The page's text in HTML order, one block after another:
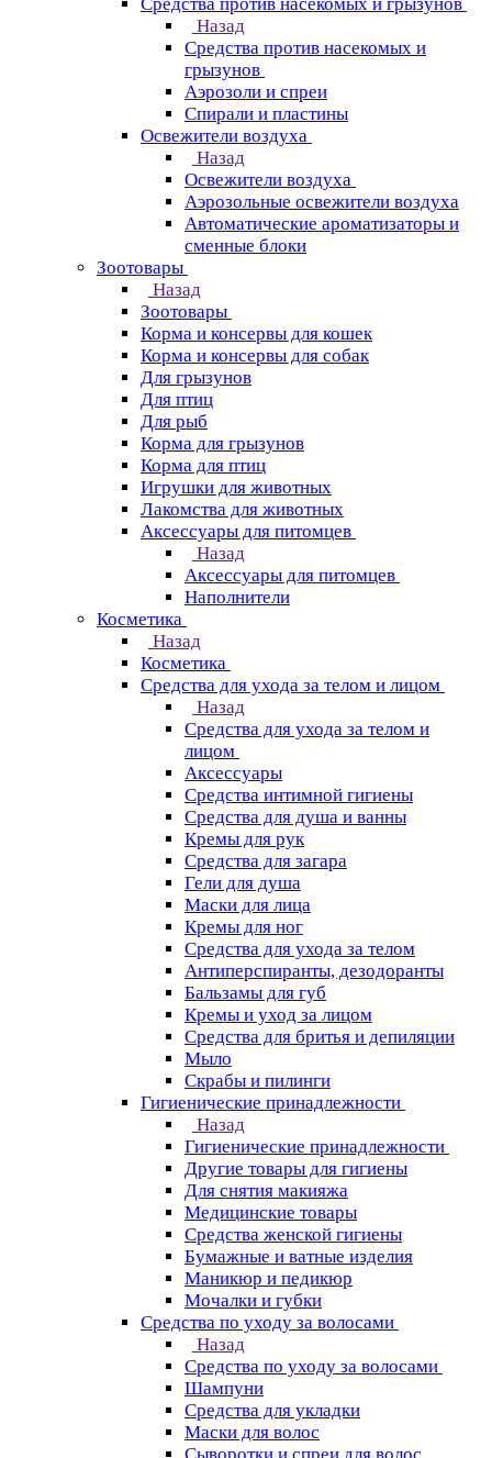
Назад
Средства против насекомых и
грызунов
Аэрозоли и спреи
Спирали и пластины
Освежители воздуха
Назад
Освежители воздуха
Аэрозольные освежители воздуха
Автоматические ароматизаторы и
сменные блоки
Зоотовары
Назад
Зоотовары
Корма и консервы для кошек
Корма и консервы для собак
Для грызунов
Для птиц
Для рыб
Корма для грызунов
Корма для птиц
Игрушки для животных
Лакомства для животных
Аксессуары для питомцев
Назад
Аксессуары для питомцев
Наполнители
Косметика
Назад
Косметика
Средства для ухода за телом и лицом
Назад
Средства для ухода за телом и
лицом
Аксессуары
Средства интимной гигиены
Средства для душа и ванны
Кремы для рук
Средства для загара
Гели для душа
Маски для лица
Кремы для ног
Средства для ухода за телом
Антиперспиранты, дезодоранты
Бальзамы для губ
Кремы и уход за лицом
Средства для бритья и депиляции
Мыло
Скрабы и пилинги
Гигиенические принадлежности
Назад
Гигиенические принадлежности
Другие товары для гигиены
Для снятия макияжа
Медицинские товары
Средства женской гигиены
Бумажные и ватные изделия
Маникюр и педикюр
Мочалки и губки
Средства по уходу за волосами
Назад
Средства по уходу за волосами
Шампуни
Средства для укладки
Маски для волос